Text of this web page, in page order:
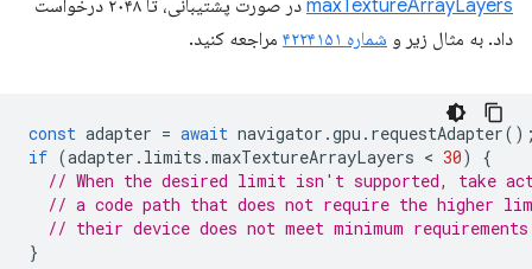
maxTextureArrayLayers
در صورت پشتیبانی، تا ۲۰۴۸ درخواست
داد. به مثال زیر و شماره ۴۲۲۴۱۵۱ مراجعه کنید.
const adapter = await navigator .gpu . requestAdapter
if (adapter . limits .maxTextureArrayLayers < 30)
{
// When the desired limit isn't supported, take
// a code path that does not require the higher
// their device does not meet minimum
}